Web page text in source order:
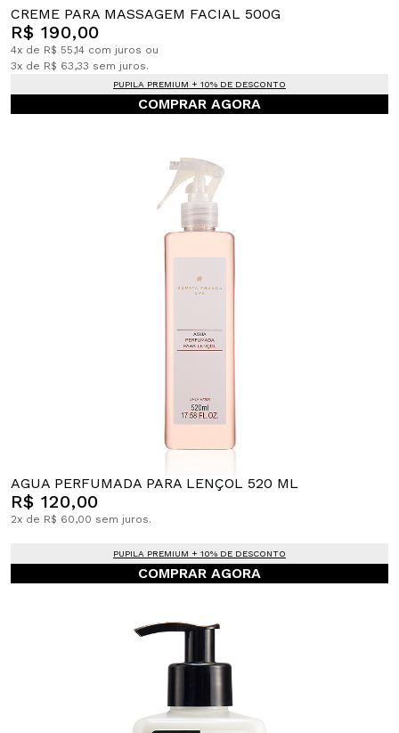
CREME PARA MASSAGEM FACIAL 500G
R$ 190,00
4x de R$ 55,14 com juros ou
3x de R$ 63,33 sem juros.
PUPILA PREMIUM + 10% DE DESCONTO
COMPRAR AGORA
AGUA PERFUMADA PARA LENÇOL 520 ML
R$ 120,00
2x de R$ 60,00 sem juros.
PUPILA PREMIUM + 10% DE DESCONTO
COMPRAR AGORA